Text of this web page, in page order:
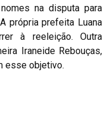
na disputa para
própria prefeita Luana
à reeleição. Outra
Iraneide Rebouças,
esse objetivo.